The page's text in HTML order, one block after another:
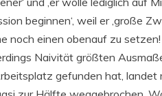
beginnen‘, weil er ‚große
noch einen obenauf zu
Naivität größten
gefunden hat,